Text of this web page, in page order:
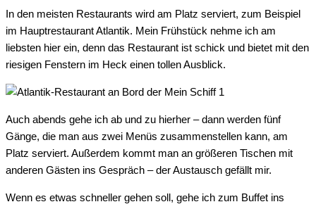
In den meisten Restaurants wird am Platz serviert, zum Beispiel
im Hauptrestaurant Atlantik. Mein Frühstück nehme ich am
liebsten hier ein, denn das Restaurant ist schick und bietet mit den
riesigen Fenstern im Heck einen tollen Ausblick.
Auch abends gehe ich ab und zu hierher – dann werden fünf
Gänge, die man aus zwei Menüs zusammenstellen kann, am
Platz serviert. Außerdem kommt man an größeren Tischen mit
anderen Gästen ins Gespräch – der Austausch gefällt mir.
Wenn es etwas schneller gehen soll, gehe ich zum Buffet ins